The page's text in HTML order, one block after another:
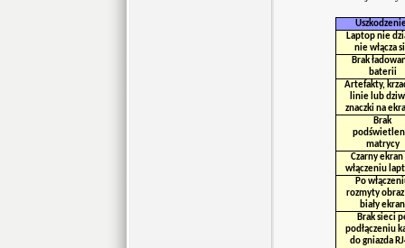
Laptop nie
nie włącza
Brak
baterii
Artefakty,
linie lub
znaczki na
Brak
matrycy
Czarny ekran
włączeniu
Po
rozmyty
biały ekran
Brak sieci
podłączeniu
do gniazda